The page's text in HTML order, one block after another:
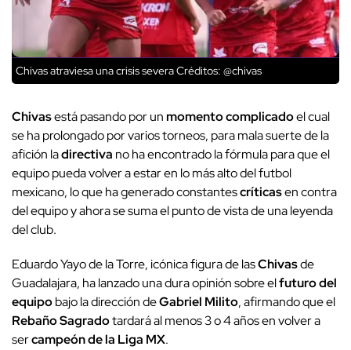
Chivas atraviesa una crisis severaCréditos: @chivas
Chivasestá pasando por unmomento complicadoel cual
se ha prolongado por varios torneos, para mala suerte de la
afición ladirectiva no ha encontrado la fórmula para que el
equipo pueda volver a estar en lo más alto del futbol
mexicano, lo que ha generado constantescríticasen contra
del equipo y ahora se suma el punto de vista de una leyenda
del club.
Eduardo Yayo de la Torre, icónica figura de lasChivasde
Guadalajara, ha lanzado una dura opinión sobre elfuturo del
equipobajo la dirección deGabriel Milito, afirmando que el
Rebaño Sagradotardará al menos 3 o 4 años en volver a
sercampeón de la Liga MX.